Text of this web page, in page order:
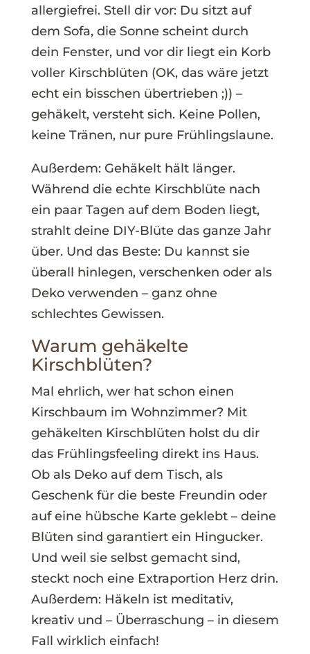
allergiefrei. Stell dir vor: Du sitzt auf
dem Sofa, die Sonne scheint durch
dein Fenster, und vor dir liegt ein Korb
voller Kirschblüten (OK, das wäre jetzt
echt ein bisschen übertrieben ;)) –
gehäkelt, versteht sich. Keine Pollen,
keine Tränen, nur pure Frühlingslaune.
Außerdem: Gehäkelt hält länger.
Während die echte Kirschblüte nach
ein paar Tagen auf dem Boden liegt,
strahlt deine DIY-Blüte das ganze Jahr
über. Und das Beste: Du kannst sie
überall hinlegen, verschenken oder als
Deko verwenden – ganz ohne
schlechtes Gewissen.
Warum gehäkelte
Kirschblüten?
Mal ehrlich, wer hat schon einen
Kirschbaum im Wohnzimmer? Mit
gehäkelten Kirschblüten holst du dir
das Frühlingsfeeling direkt ins Haus.
Ob als Deko auf dem Tisch, als
Geschenk für die beste Freundin oder
auf eine hübsche Karte geklebt – deine
Blüten sind garantiert ein Hingucker.
Und weil sie selbst gemacht sind,
steckt noch eine Extraportion Herz drin.
Außerdem: Häkeln ist meditativ,
kreativ und – Überraschung – in diesem
Fall wirklich einfach!